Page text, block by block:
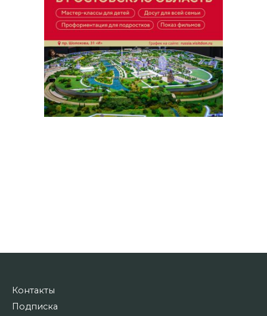
Контакты
Подписка